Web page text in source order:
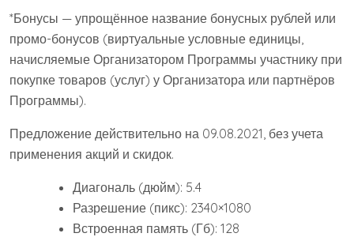
*Бонусы — упрощённое название бонусных рублей или
промо-бонусов (виртуальные условные единицы,
начисляемые Организатором Программы участнику при
покупке товаров (услуг) у Организатора или партнёров
Программы).
Предложение действительно на 09.08.2021, без учета
применения акций и скидок.
Диагональ (дюйм): 5.4
Разрешение (пикс): 2340×1080
Встроенная память (Гб): 128